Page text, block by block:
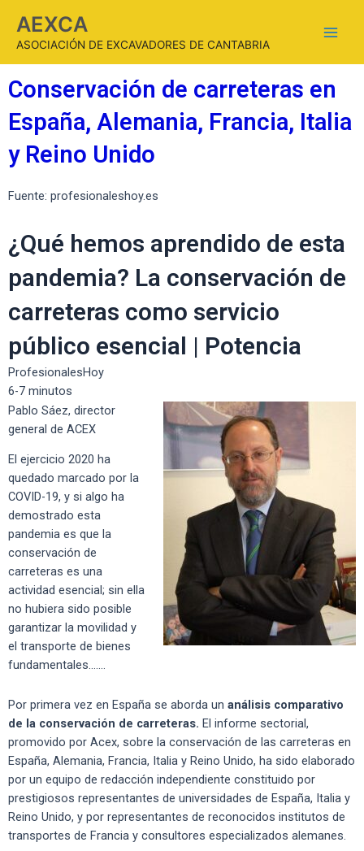
AEXCA
ASOCIACIÓN DE EXCAVADORES DE CANTABRIA
Conservación de carreteras en
España, Alemania, Francia, Italia
y Reino Unido
Fuente: profesionaleshoy.es
¿Qué hemos aprendido de esta
pandemia? La conservación de
carreteras como servicio
público esencial | Potencia
ProfesionalesHoy
6-7 minutos
Pablo Sáez, director
general de ACEX
El ejercicio 2020 ha
quedado marcado por la
COVID-19, y si algo ha
demostrado esta
pandemia es que la
conservación de
carreteras es una
actividad esencial; sin ella
no hubiera sido posible
garantizar la movilidad y
el transporte de bienes
fundamentales…….
Por primera vez en España se aborda un análisis comparativo
de la conservación de carreteras. El informe sectorial,
promovido por Acex, sobre la conservación de las carreteras en
España, Alemania, Francia, Italia y Reino Unido, ha sido elaborado
por un equipo de redacción independiente constituido por
prestigiosos representantes de universidades de España, Italia y
Reino Unido, y por representantes de reconocidos institutos de
transportes de Francia y consultores especializados alemanes.